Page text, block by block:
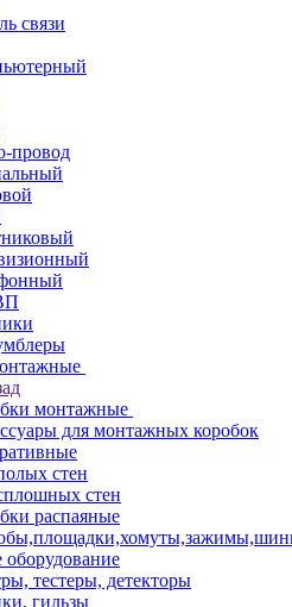
связи
провод
монтажные
для монтажных коробок
стен
стен
распаяные
тестеры, детекторы
гильзы